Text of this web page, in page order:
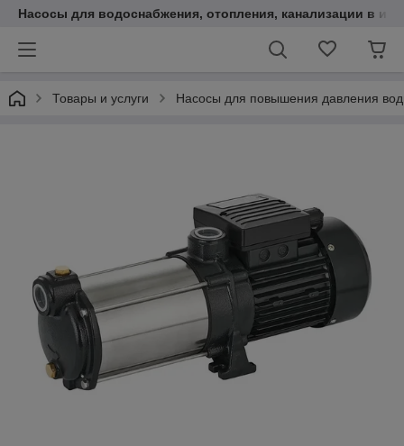
Насосы для водоснабжения, отопления, канализации в
Товары и услуги Насосы для повышения давления